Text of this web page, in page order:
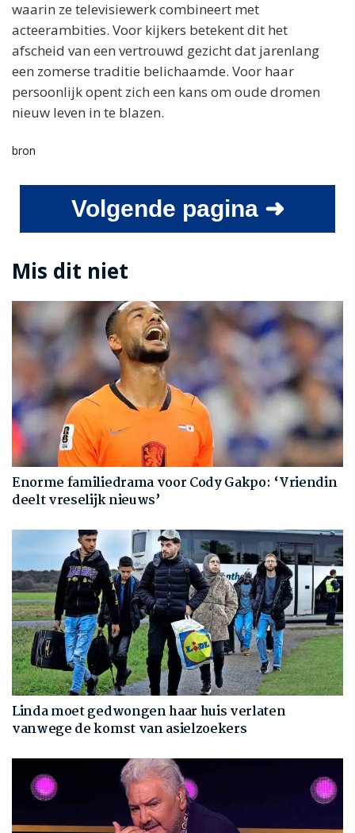
waarin ze televisiewerk combineert met
acteerambities. Voor kijkers betekent dit het
afscheid van een vertrouwd gezicht dat jarenlang
een zomerse traditie belichaamde. Voor haar
persoonlijk opent zich een kans om oude dromen
nieuw leven in te blazen.
bron
Volgende pagina ➜
Mis dit niet
Enorme familiedrama voor Cody Gakpo: ‘Vriendin
deelt vreselijk nieuws’
Linda moet gedwongen haar huis verlaten
vanwege de komst van asielzoekers